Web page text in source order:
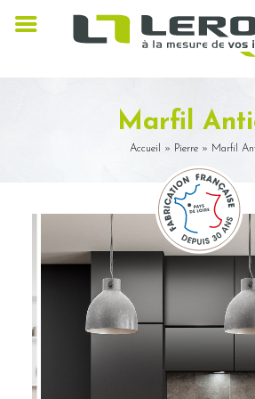
Marfil
Accueil » Pierre» Marfil